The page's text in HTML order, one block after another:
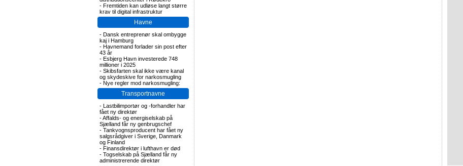
- Fremtiden kan udløse langt større
krav til digital infrastruktur
Havne
- Dansk entreprenør skal ombygge
kaj i Hamburg
- Havnemand forlader sin post efter
43 år
- Esbjerg Havn investerede 748
millioner i 2025
- Skibsfarten skal ikke være kanal
og skydeskive for narkosmugling
- Nye regler mod narkosmugling:
Transportnavne
- Lastbilimportør og -forhandler har
fået ny direktør
-Affalds- og energiselskab på
Sjælland får ny genbrugschef
- Tankvognsproducent har fået ny
salgsrådgiver i Sverige, Danmark
og Finland
- Finansdirektør i lufthavn er død
- Togselskab på Sjælland får ny
administrerende direktør